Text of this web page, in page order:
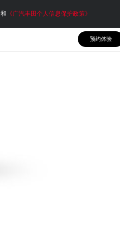
《广汽丰田个人信息保护政策》
预约体验